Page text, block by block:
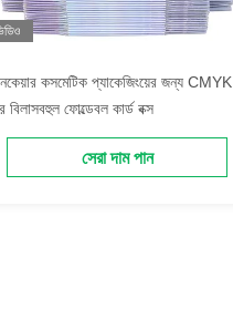
কসমেটিক প্যাকেজিংয়ের জন্য CMYK
বিলাসবহুল ফোল্ডেবল কার্ড বক্স
সেরা দাম পান